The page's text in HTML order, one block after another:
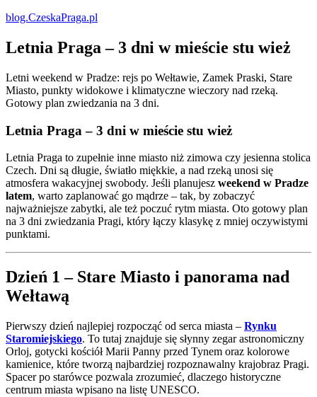
blog.CzeskaPraga.pl
Letnia Praga – 3 dni w mieście stu wież
Letni weekend w Pradze: rejs po Wełtawie, Zamek Praski, Stare
Miasto, punkty widokowe i klimatyczne wieczory nad rzeką.
Gotowy plan zwiedzania na 3 dni.
Letnia Praga – 3 dni w mieście stu wież
Letnia Praga to zupełnie inne miasto niż zimowa czy jesienna stolica
Czech. Dni są długie, światło miękkie, a nad rzeką unosi się
atmosfera wakacyjnej swobody. Jeśli planujesz weekend w Pradze
latem, warto zaplanować go mądrze – tak, by zobaczyć
najważniejsze zabytki, ale też poczuć rytm miasta. Oto gotowy plan
na 3 dni zwiedzania Pragi, który łączy klasykę z mniej oczywistymi
punktami.
Dzień 1 – Stare Miasto i panorama nad
Wełtawą
Pierwszy dzień najlepiej rozpocząć od serca miasta – Rynku
Staromiejskiego. To tutaj znajduje się słynny zegar astronomiczny
Orloj, gotycki kościół Marii Panny przed Tynem oraz kolorowe
kamienice, które tworzą najbardziej rozpoznawalny krajobraz Pragi.
Spacer po starówce pozwala zrozumieć, dlaczego historyczne
centrum miasta wpisano na listę UNESCO.